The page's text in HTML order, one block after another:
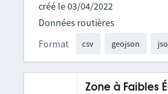
créé le 03/04/2022
Format csv geojson
Données routières
Zone à Faibles